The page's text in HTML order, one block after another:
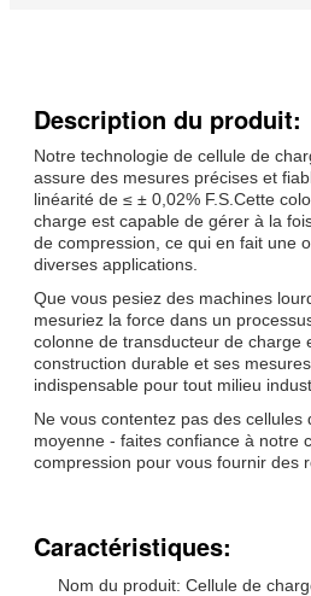
Description du produit:
Notre technologie de cellule de
assure des mesures précises et
linéarité de ≤ ± 0,02% F.S.Cette
charge est capable de gérer à la
de compression, ce qui en fait une
diverses applications.
Que vous pesiez des machines
mesuriez la force dans un
colonne de transducteur de charge
construction durable et ses
indispensable pour tout milieu
Ne vous contentez pas des
moyenne - faites confiance à notre
compression pour vous fournir des
Caractéristiques:
Nom du produit: Cellule de